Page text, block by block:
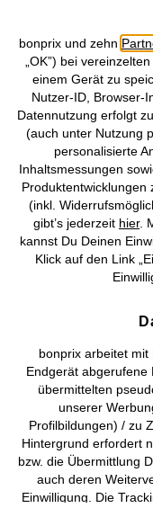
Preisangaben
Datenschutz
©2026
bonprix und zehn
„OK”) bei vereinzelten
einem Gerät zu
Nutzer-ID, Browser-
Datennutzung erfolgt
(auch unter Nutzung
personalisierte
Inhaltsmessungen
Produktentwicklungen
(inkl.
gibt’s jederzeit hier.
kannst Du Deinen
Klick auf den Link
bonprix arbeitet
Endgerät abgerufene
übermittelten
unserer
Profilbildungen) / zu
Hintergrund erfordert
bzw. die Übermittlung
auch deren
Einwilligung. Die